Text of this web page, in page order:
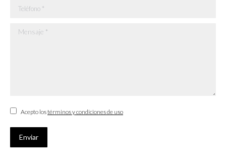
Teléfono *
Mensaje *
Acepto lostérminos y condiciones de uso
Enviar